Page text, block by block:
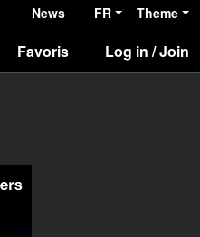
News FR Theme
Favoris Log in / Join